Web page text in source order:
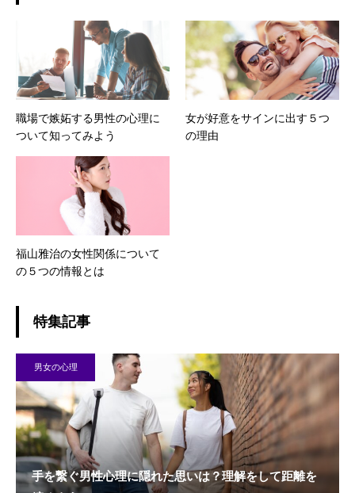
職場で嫉妬する男性の心理に
ついて知ってみよう
女が好意をサインに出す５つ
の理由
福山雅治の女性関係について
の５つの情報とは
特集記事
男女の心理
手を繋ぐ男性心理に隠れた思いは？理解をして距離を